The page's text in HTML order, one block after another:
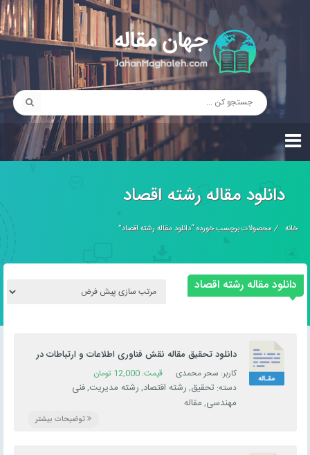
دانلود مقاله رشته اقصاد
خانه /محصولات برچسب خورده “دانلود مقاله رشته اقصاد”
دانلود مقاله رشته اقصاد
دانلود تحقیق مقاله نقش فناوری اطلاعات و ارتباطات در
رشد اقتصادی
کاربر: سحر محمدی قیمت: 12,000 تومان
دسته: تحقیق, رشته اقتصاد, رشته مدیریت,فنی
مهندسی, مقاله
توضیحات بیشتر